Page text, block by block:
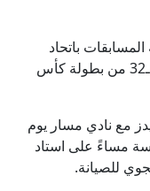
باتحاد
الكرة، يحدد موعد مباراة الفريق في دور الـ32 من بطولة كأس
مع نادي مسار يوم
مساءً على استاد
للصيانة.